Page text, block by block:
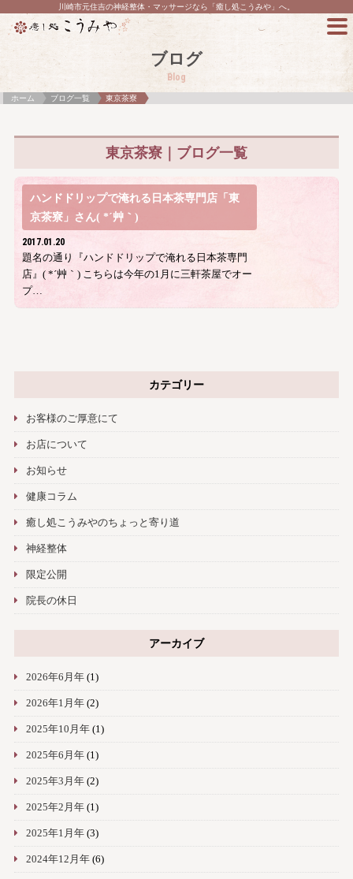
川崎市元住吉の神経整体・マッサージなら「癒し処こうみや」へ。
ブログ
Blog
ホーム ブログ一覧 東京茶寮
東京茶寮｜ブログ一覧
ハンドドリップで淹れる日本茶専門店「東
京茶寮」さん( *´艸｀)
2017.01.20
題名の通り『ハンドドリップで淹れる日本茶専門
店』( *´艸｀) こちらは今年の1月に三軒茶屋でオー
プ…
カテゴリー
お客様のご厚意にて
お店について
お知らせ
健康コラム
癒し処こうみやのちょっと寄り道
神経整体
限定公開
院長の休日
アーカイブ
2026年6月年(1)
2026年1月年(2)
2025年10月年(1)
2025年6月年(1)
2025年3月年(2)
2025年2月年(1)
2025年1月年(3)
2024年12月年(6)